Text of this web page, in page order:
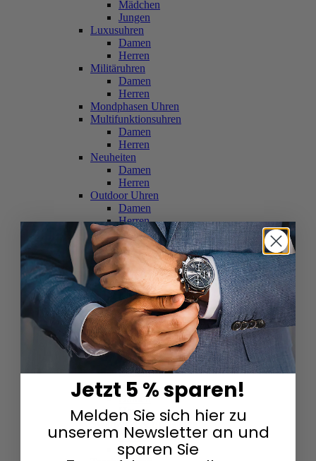
Mädchen
Jungen
Luxusuhren
Damen
Herren
Militäruhren
Damen
Herren
Mondphasen Uhren
Multifunktionsuhren
Damen
Herren
Neuheiten
Damen
Herren
Outdoor Uhren
Damen
Herren
Schweizer Uhren
Damen
Herren
Skelettuhren
Damen
Herren
Smartwatches
Damen
Herren
Solaruhren
Herren
Damen
Sportuhren
Damen
Herren
Swarovski & Edelsteine
Damen
Herren
Jetzt 5 % sparen!
Melden Sie sich hier zu
unserem Newsletter an und
sparen Sie